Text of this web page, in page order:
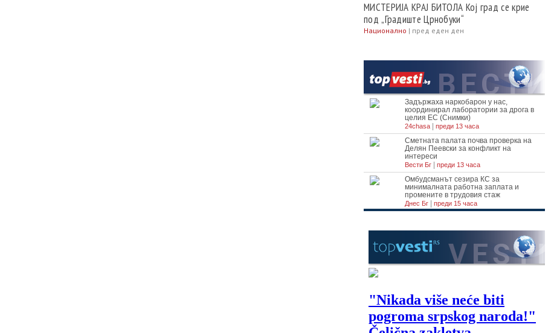
МИСТЕРИЈА КРАЈ БИТОЛА Кој град се крие
под „Градиште Црнобуки“
Национално | пред еден ден